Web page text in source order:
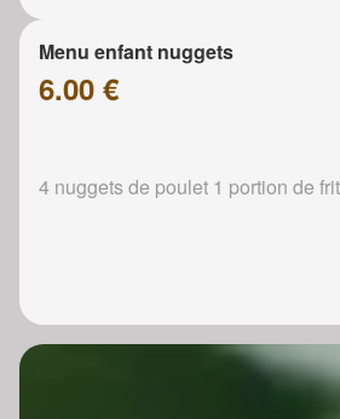
Menu enfant nuggets
6.00 €
4 nuggets de poulet 1 portion de